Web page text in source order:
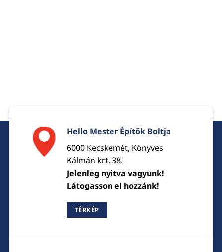
Hello Mester Építők Boltja
6000 Kecskemét, Könyves
Kálmán krt. 38.
Jelenleg nyitva vagyunk!
Látogasson el hozzánk!
TÉRKÉP